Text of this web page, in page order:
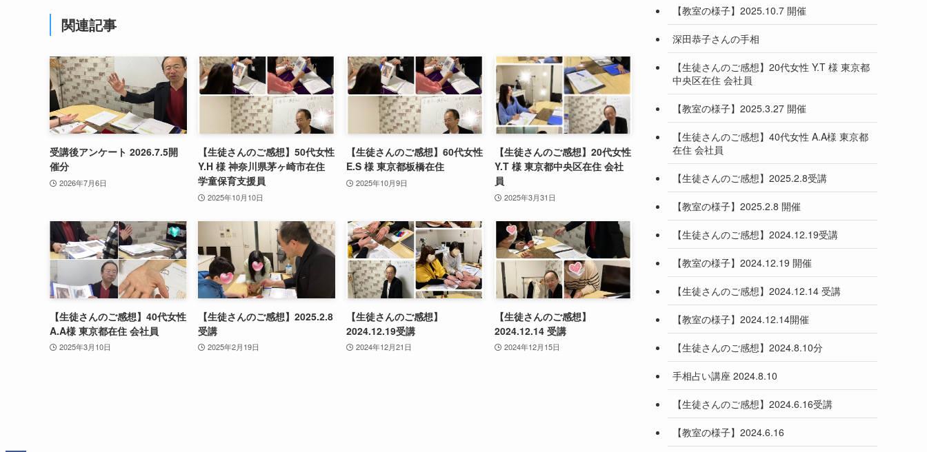
関連記事
受講後アンケート 2026.7.5開
催分
2026年7月6日
【生徒さんのご感想】50代女性
Y.H 様 神奈川県茅ヶ崎市在住
学童保育支援員
2025年10月10日
【生徒さんのご感想】60代女性
E.S 様 東京都板橋在住
2025年10月9日
【生徒さんのご感想】20代女性
Y.T 様 東京都中央区在住 会社
員
2025年3月31日
【生徒さんのご感想】40代女性
A.A様 東京都在住 会社員
2025年3月10日
【生徒さんのご感想】2025.2.8
受講
2025年2月19日
【生徒さんのご感想】
2024.12.19受講
2024年12月21日
【生徒さんのご感想】
2024.12.14 受講
2024年12月15日
【教室の様子】2025.10.7 開催
深田恭子さんの手相
【生徒さんのご感想】20代女性 Y.T 様 東京都
中央区在住 会社員
【教室の様子】2025.3.27 開催
【生徒さんのご感想】40代女性 A.A様 東京都
在住 会社員
【生徒さんのご感想】2025.2.8受講
【教室の様子】2025.2.8 開催
【生徒さんのご感想】2024.12.19受講
【教室の様子】2024.12.19 開催
【生徒さんのご感想】2024.12.14 受講
【教室の様子】2024.12.14開催
【生徒さんのご感想】2024.8.10分
手相占い講座 2024.8.10
【生徒さんのご感想】2024.6.16受講
【教室の様子】2024.6.16